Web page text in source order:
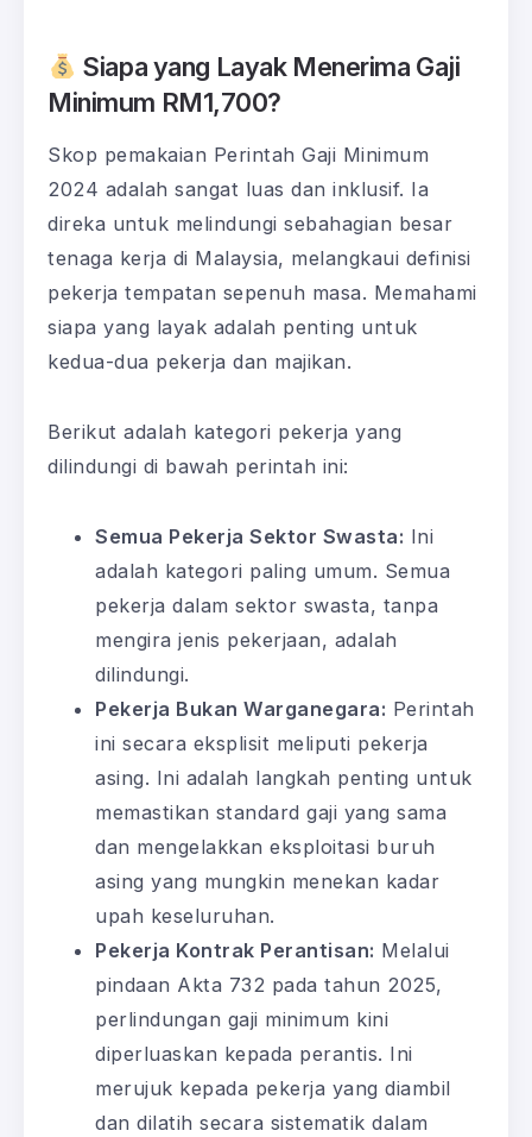
Siapa yang Layak Menerima Gaji
Minimum RM1,700?
Skop pemakaian Perintah Gaji Minimum
2024 adalah sangat luas dan inklusif. Ia
direka untuk melindungi sebahagian besar
tenaga kerja di Malaysia, melangkaui definisi
pekerja tempatan sepenuh masa. Memahami
siapa yang layak adalah penting untuk
kedua-dua pekerja dan majikan.
Berikut adalah kategori pekerja yang
dilindungi di bawah perintah ini:
Semua Pekerja Sektor Swasta: Ini
adalah kategori paling umum. Semua
pekerja dalam sektor swasta, tanpa
mengira jenis pekerjaan, adalah
dilindungi.
Pekerja Bukan Warganegara: Perintah
ini secara eksplisit meliputi pekerja
asing. Ini adalah langkah penting untuk
memastikan standard gaji yang sama
dan mengelakkan eksploitasi buruh
asing yang mungkin menekan kadar
upah keseluruhan.
Pekerja Kontrak Perantisan: Melalui
pindaan Akta 732 pada tahun 2025,
perlindungan gaji minimum kini
diperluaskan kepada perantis. Ini
merujuk kepada pekerja yang diambil
dan dilatih secara sistematik dalam